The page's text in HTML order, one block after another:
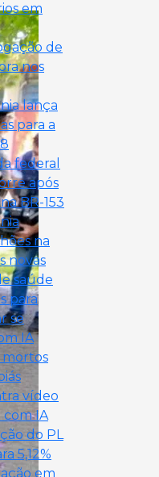
em
de
nos
lança
para a
federal
após
BR-153
na
novas
saúde
para
se
IA
mortos
vídeo
com IA
do PL
5,12%
em